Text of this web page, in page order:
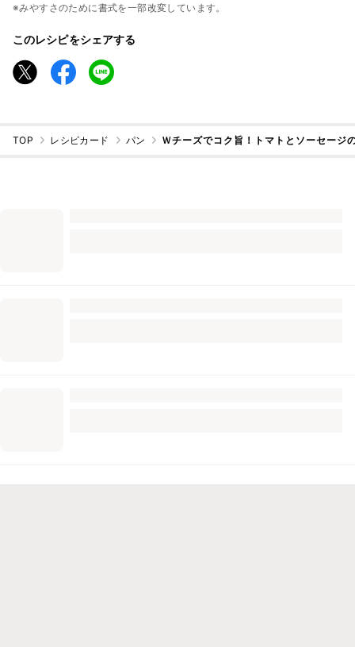
※みやすさのために書式を一部改変しています。
このレシピをシェアする
TOP レシピカード パン Ｗチーズでコク旨！トマトとソーセー